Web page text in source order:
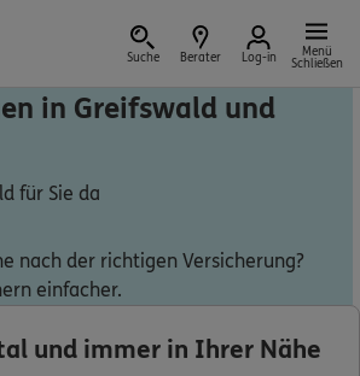
Suche Berater Log-in
Menü
Schließen
oder Leistungsfall melden
online oder telefonisch
in Greifswald und
für Sie da
nach der richtigen Versicherung?
einfacher.
und immer in Ihrer Nähe